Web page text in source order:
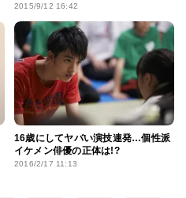
2015/9/12 16:42
16歳にしてヤバい演技連発…個性派
イケメン俳優の正体は!?
2016/2/17 11:13